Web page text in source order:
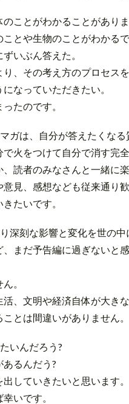
ことがわかることがありま
とや生物のことがわかるで
いぶん答えた。
、その考え方のプロセス
なっていただきたい。
たのです。
ガは、自分が答えたくなる
火をつけて自分で消す完
読者のみなさんと一緒に
見、感想なども従来通り歓
たいです。
深刻な影響と変化を世の中
まだ予告編に過ぎないと
。
、文明や経済自体が大き
とは間違いがありません。
いんだろう?
るんだう?
していきたいと思います。
いです。